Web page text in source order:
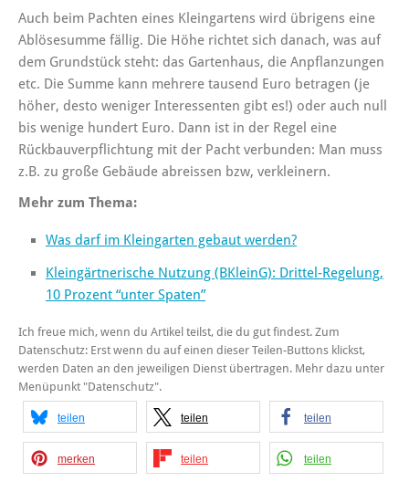
Auch beim Pachten eines Kleingartens wird übrigens eine
Ablösesumme fällig. Die Höhe richtet sich danach, was auf
dem Grundstück steht: das Gartenhaus, die Anpflanzungen
etc. Die Summe kann mehrere tausend Euro betragen (je
höher, desto weniger Interessenten gibt es!) oder auch null
bis wenige hundert Euro. Dann ist in der Regel eine
Rückbauverpflichtung mit der Pacht verbunden: Man muss
z.B. zu große Gebäude abreissen bzw, verkleinern.
Mehr zum Thema:
Was darf im Kleingarten gebaut werden?
Kleingärtnerische Nutzung (BKleinG): Drittel-Regelung,
10 Prozent “unter Spaten”
Ich freue mich, wenn du Artikel teilst, die du gut findest. Zum
Datenschutz: Erst wenn du auf einen dieser Teilen-Buttons klickst,
werden Daten an den jeweiligen Dienst übertragen. Mehr dazu unter
Menüpunkt "Datenschutz".
teilen teilen teilen
merken teilen teilen